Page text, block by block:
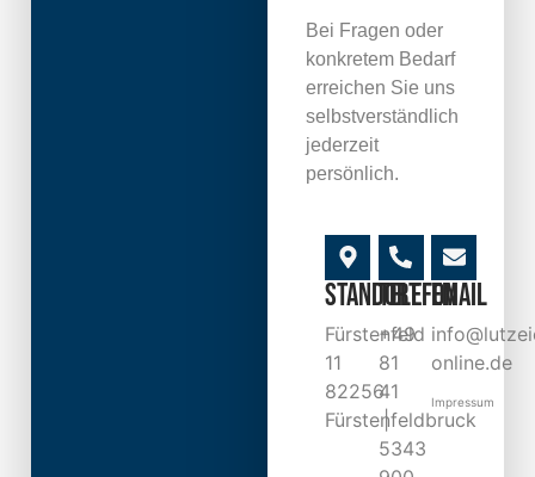
Bei Fragen oder
konkretem Bedarf
erreichen Sie uns
selbstverständlich
jederzeit
persönlich.
Standort
Fürstenfeld
11
82256
Fürstenfeldbruck
Telefon
+49
81
41
|
5343
Email
online.de
Impressum